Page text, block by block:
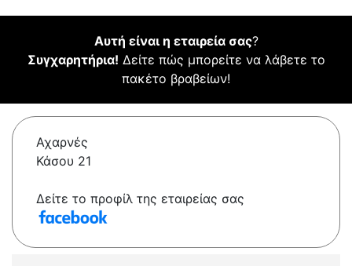
Αυτή είναι η εταιρεία σας?
Συγχαρητήρια! Δείτε πώς μπορείτε να λάβετε το
πακέτο βραβείων!
Αχαρνές
Κάσου 21
Δείτε το προφίλ της εταιρείας σας